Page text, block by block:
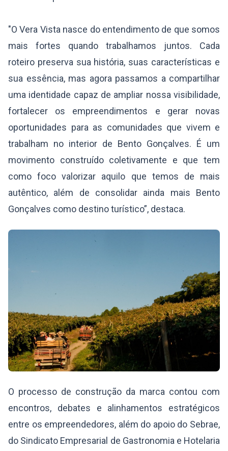
"O Vera Vista nasce do entendimento de que somos
mais fortes quando trabalhamos juntos. Cada
roteiro preserva sua história, suas características e
sua essência, mas agora passamos a compartilhar
uma identidade capaz de ampliar nossa visibilidade,
fortalecer os empreendimentos e gerar novas
oportunidades para as comunidades que vivem e
trabalham no interior de Bento Gonçalves. É um
movimento construído coletivamente e que tem
como foco valorizar aquilo que temos de mais
autêntico, além de consolidar ainda mais Bento
Gonçalves como destino turístico”, destaca.
O processo de construção da marca contou com
encontros, debates e alinhamentos estratégicos
entre os empreendedores, além do apoio do Sebrae,
do Sindicato Empresarial de Gastronomia e Hotelaria